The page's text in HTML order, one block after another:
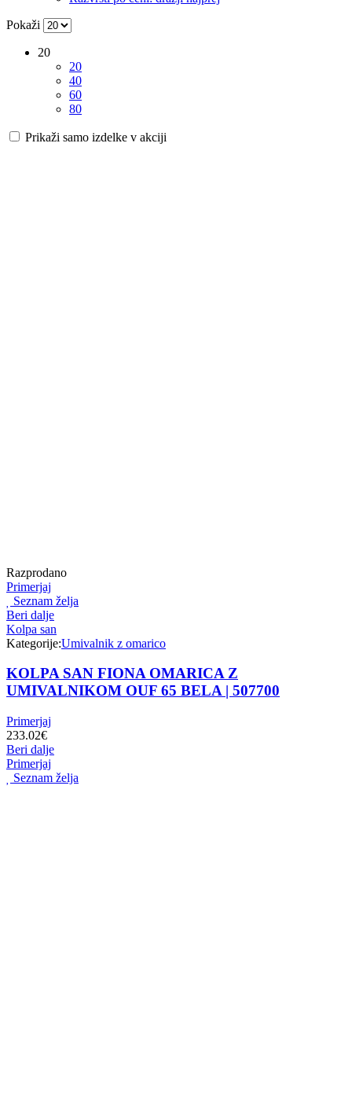
Pokaži
20
20
40
60
80
Prikaži samo izdelke v akciji
Razprodano
Primerjaj
Seznam želja
Beri dalje
Kolpa san
Kategorije:Umivalnik z omarico
KOLPA SAN FIONA OMARICA Z
UMIVALNIKOM OUF 65 BELA | 507700
Primerjaj
233.02€
Beri dalje
Primerjaj
Seznam želja